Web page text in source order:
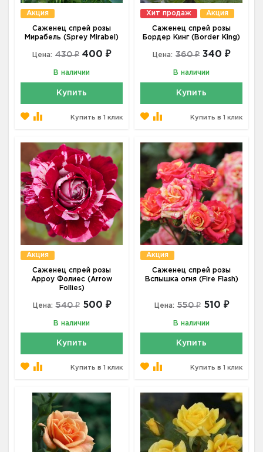
Акция
Саженец спрей розы
Мирабель (Sprey Mirabel)
Цена: 430 ₽ 400 ₽
В наличии
Купить
Купить в 1 клик
Хит продаж Акция
Саженец спрей розы
Бордер Кинг (Border King)
Цена: 360 ₽ 340 ₽
В наличии
Купить
Купить в 1 клик
Акция
Саженец спрей розы
Арроу Фолиес (Arrow
Follies)
Цена: 540 ₽ 500 ₽
В наличии
Купить
Купить в 1 клик
Акция
Саженец спрей розы
Вспышка огня (Fire Flash)
Цена: 550 ₽ 510 ₽
В наличии
Купить
Купить в 1 клик